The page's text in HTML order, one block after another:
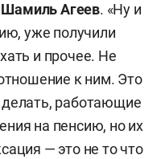
Шамиль Агеев. «Ну и
уже получили
и прочее. Не
к ним. Это
работающие
на пенсию, но их
— это не то что